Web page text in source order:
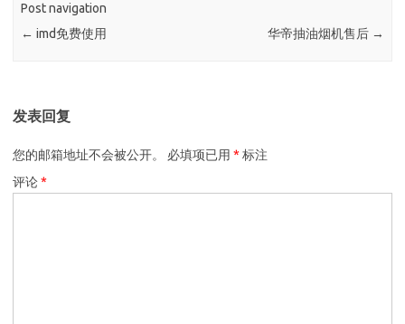
Post navigation
← imd免费使用 华帝抽油烟机售后 →
发表回复
您的邮箱地址不会被公开。 必填项已用 * 标注
评论*